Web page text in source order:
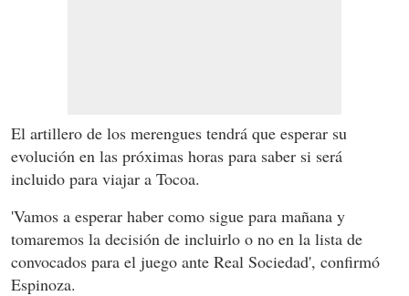
El artillero de los merengues tendrá que esperar su
evolución en las próximas horas para saber si será
incluido para viajar a Tocoa.
'Vamos a esperar haber como sigue para mañana y
tomaremos la decisión de incluirlo o no en la lista de
convocados para el juego ante Real Sociedad', confirmó
Espinoza.